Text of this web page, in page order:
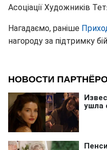
Асоціації Художників
Нагадаємо, раніше
нагороду за підтримку